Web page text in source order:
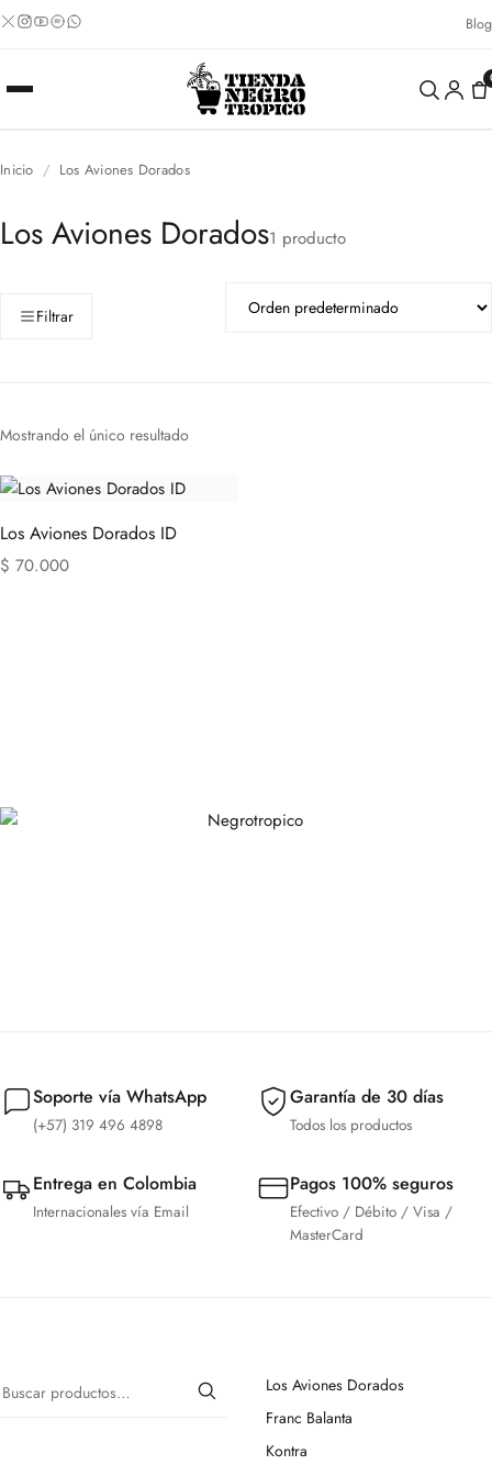
Blog
Inicio / Los Aviones Dorados
Los Aviones Dorados1 producto
Filtrar
Mostrando el único resultado
Los Aviones Dorados ID
$ 70.000
Soporte vía WhatsApp
(+57) 319 496 4898
Garantía de 30 días
Todos los productos
Entrega en Colombia
Internacionales vía Email
Pagos 100% seguros
Efectivo / Débito / Visa /
MasterCard
Los Aviones Dorados
Franc Balanta
Kontra